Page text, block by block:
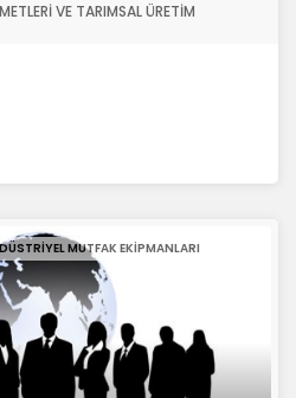
VE TARIMSAL ÜRETİM
MUTFAK EKIPMANLARI